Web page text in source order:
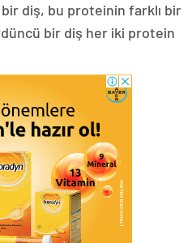
diş, bu proteinin farklı bir
bir diş her iki protein